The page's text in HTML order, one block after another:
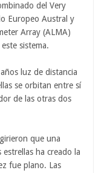
del Very
Europeo Austral y
Array (ALMA)
sistema.
luz de distancia
se orbitan entre sí
de las otras dos
que una
ha creado la
fue plano. Las